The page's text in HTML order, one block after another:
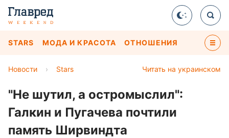
STARS МОДА И КРАСОТА ОТНОШЕНИЯ
Читать на украинском
Новости › Stars
"Не шутил, а остромыслил":
Галкин и Пугачева почтили
память Ширвиндта